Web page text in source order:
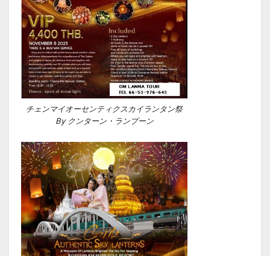
チェンマイオーセンティクスカイランタン祭
By クンターン・ランプーン